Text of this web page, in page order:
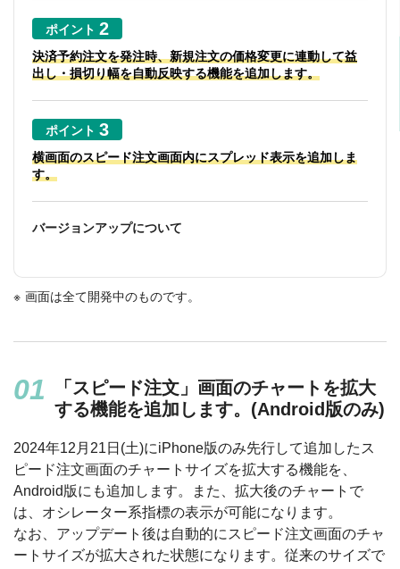
ポイント
決済予約注文を発注時、新規注文の価格変更に連動して益
出し・損切り幅を自動反映する機能を追加します。
ポイント
横画面のスピード注文画面内にスプレッド表示を追加しま
す。
バージョンアップについて
画面は全て開発中のものです。
「スピード注文」画面のチャートを拡大
する機能を追加します。(Android版のみ)
2024年12月21日(土)にiPhone版のみ先行して追加したス
ピード注文画面のチャートサイズを拡大する機能を、
Android版にも追加します。また、拡大後のチャートで
は、オシレーター系指標の表示が可能になります。
なお、アップデート後は自動的にスピード注文画面のチャ
ートサイズが拡大された状態になります。従来のサイズで